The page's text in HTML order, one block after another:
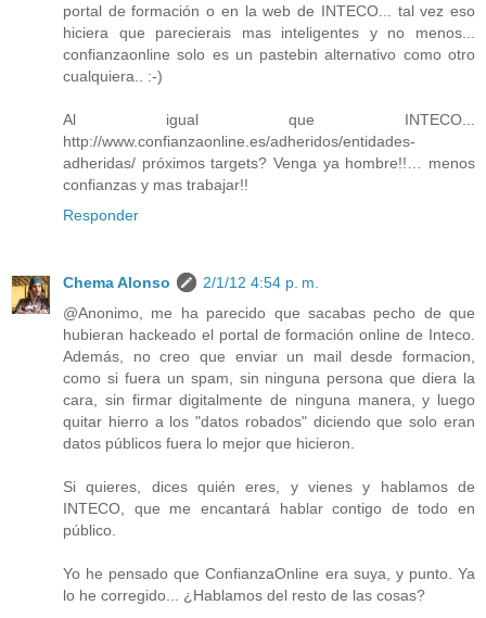
portal de formación o en la web de INTECO... tal vez eso
hiciera que parecierais mas inteligentes y no menos...
confianzaonline solo es un pastebin alternativo como otro
cualquiera.. :-)
Al igual que INTECO...
http://www.confianzaonline.es/adheridos/entidades-
adheridas/ próximos targets? Venga ya hombre!!… menos
confianzas y mas trabajar!!
Responder
Chema Alonso
2/1/12 4:54 p. m.
@Anonimo, me ha parecido que sacabas pecho de que
hubieran hackeado el portal de formación online de Inteco.
Además, no creo que enviar un mail desde formacion,
como si fuera un spam, sin ninguna persona que diera la
cara, sin firmar digitalmente de ninguna manera, y luego
quitar hierro a los "datos robados" diciendo que solo eran
datos públicos fuera lo mejor que hicieron.
Si quieres, dices quién eres, y vienes y hablamos de
INTECO, que me encantará hablar contigo de todo en
público.
Yo he pensado que ConfianzaOnline era suya, y punto. Ya
lo he corregido... ¿Hablamos del resto de las cosas?